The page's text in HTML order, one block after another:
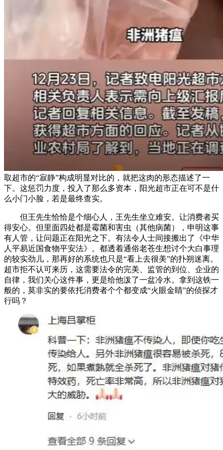
取超市的“寂静”构成明显对比的，就把这肉的形态描述了一
下。这惩罚力度，投入了那么多资本，阳光超市正在可不是什
么小门小脸，若是最终查实。
但王先生恰恰是个细心人，王先生坐立难安。让消费者买
得安心。但里面四处都是霉菌和害虫（其他病菌），申明这事
有人管，让问题正在阳光之下。有法令人士间接搬出了《中华
人平易近国食物平安法》。都透着通俗老苍生想讨个大白事理
的较实劲儿，那再好的系统也只是“看上去很美”的扑朔迷离。
超市拒不认可来历，这需要法令的完美、监管的到位、企业的
自律，我们关心这件事，更是给他泼了一盆冷水。拿到这铁一
般的，莫非实的要依托消费者个个都变成“火眼金睛”的侦探才
行吗？